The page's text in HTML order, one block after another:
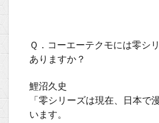
Ｑ．コーエーテクモには零シ
ありますか？
鯉沼久史
「零シリーズは現在、日本で
います。